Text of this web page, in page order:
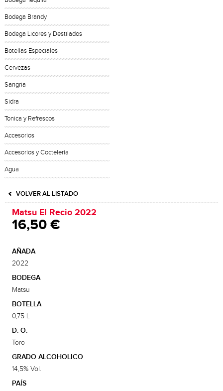
Bodega Brandy
Bodega Licores y Destilados
Botellas Especiales
Cervezas
Sangria
Sidra
Tonica y Refrescos
Accesorios
Accesorios y Cocteleria
Agua
VOLVER AL LISTADO
Matsu El Recio 2022
16,50 €
AÑADA
2022
BODEGA
Matsu
BOTELLA
0,75 L
D. O.
Toro
GRADO ALCOHOLICO
14,5% Vol.
PAÍS